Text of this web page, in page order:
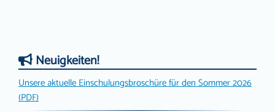
Neuigkeiten!
Unsere aktuelle Einschulungsbroschüre für den Sommer 2026
(PDF)